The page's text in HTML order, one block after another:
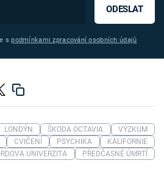
ODESLAT
spodmínkami zpracování osobních údajů
LONDÝN ŠKODA OCTAVIA
VÝZKUM
CVIČENÍ PSYCHIKA
KALIFORNIE
UNIVERZITA PŘEDČASNÉ ÚMRTÍ